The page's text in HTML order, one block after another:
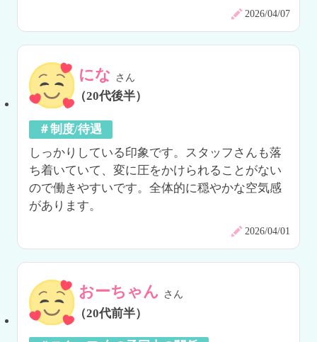
2026/04/07
にな さん
（20代後半）
＃制度/待遇
しっかりしている印象です。スタッフさんも落
ち着いていて、変に圧をかけられることがない
ので働きやすいです。全体的に穏やかな空気感
があります。
2026/04/01
おーちゃん さん
（20代前半）